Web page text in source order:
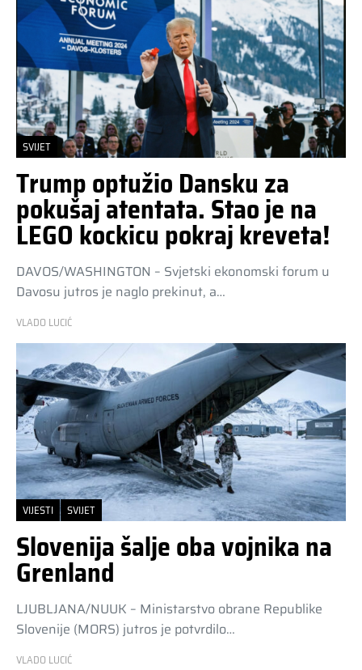
SVIJET
Trump optužio Dansku za
pokušaj atentata. Stao je na
LEGO kockicu pokraj kreveta!
DAVOS/WASHINGTON – Svjetski ekonomski forum u
Davosu jutros je naglo prekinut, a…
VLADO LUCIĆ
VIJESTI SVIJET
Slovenija šalje oba vojnika na
Grenland
LJUBLJANA/NUUK – Ministarstvo obrane Republike
Slovenije (MORS) jutros je potvrdilo…
VLADO LUCIĆ